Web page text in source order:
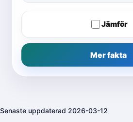
Jämför
Mer fakta
Senaste uppdaterad 2026-03-12